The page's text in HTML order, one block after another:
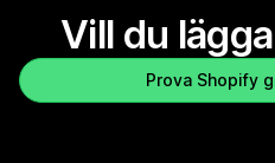
Vill du
Prova Shopify